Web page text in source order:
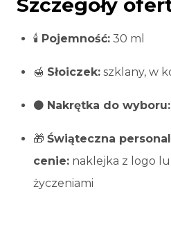
Szczegóły
🕯️ Pojemność: 30 ml
🍯 Słoiczek: szklany, w
⚫ Nakrętka do wyboru:
🎁 Świąteczna
cenie: naklejka z logo
życzeniami